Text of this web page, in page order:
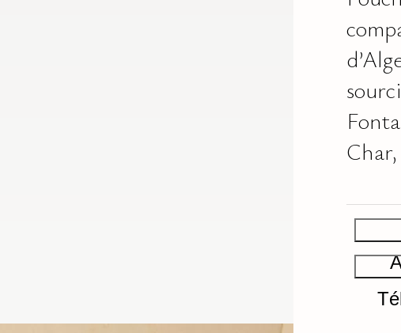
Char,